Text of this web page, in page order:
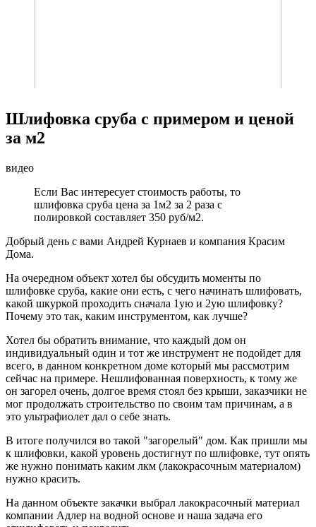
Шлифовка сруба с примером и ценой
за м2
видео
Если Вас интересует стоимость работы, то
шлифовка сруба цена за 1м2 за 2 раза с
полировкой составляет 350 руб/м2.
Добрый день с вами Андрей Курнаев и компания Красим
Дома.
На очередном объект хотел бы обсудить моменты по
шлифовке сруба, какие они есть, с чего начинать шлифовать,
какой шкуркой проходить сначала 1ую и 2ую шлифовку?
Почему это так, каким инструментом, как лучше?
Хотел бы обратить внимание, что каждый дом он
индивидуальный один и тот же инструмент не подойдет для
всего, в данном конкретном доме который мы рассмотрим
сейчас на примере. Нешлифованная поверхность, к тому же
он загорел очень, долгое время стоял без крыши, заказчики не
мог продолжать строительство по своим там причинам, а в
это ультрафиолет дал о себе знать.
В итоге получился во такой "загорелый" дом. Как пришли мы
к шлифовки, какой уровень достигнут по шлифовке, тут опять
же нужно понимать каким лкм (лакокрасочным материалом)
нужно красить.
На данном объекте закачки выбрал лакокрасочный материал
компании Адлер на водной основе и наша задача его